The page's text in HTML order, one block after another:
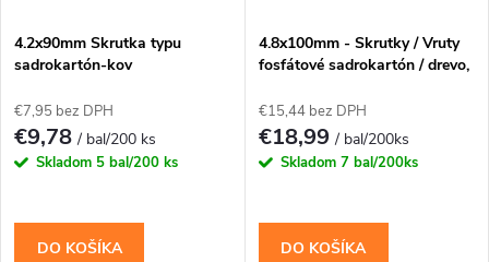
4.2x90mm Skrutka typu
sadrokartón-kov
€7,95 bez DPH
€9,78/ bal/200 ks
Skladom 5 bal/200 ks
DO KOŠÍKA
4.8x100mm - Skrutky / Vruty
fosfátové sadrokartón / drevo,
€15,44 bez DPH
€18,99/ bal/200ks
Skladom 7 bal/200ks
DO KOŠÍKA